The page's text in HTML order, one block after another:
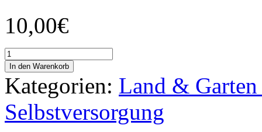
10,00€
Der
Garten
-
Anstiftung
zur
Selbstversorgung
(f04)
Menge
In den Warenkorb
Kategorien: Land &
Selbstversorgung